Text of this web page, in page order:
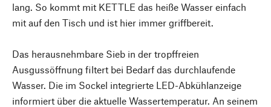
lang. So kommt mit KETTLE das heiße Wasser einfach
mit auf den Tisch und ist hier immer griffbereit.
Das herausnehmbare Sieb in der tropffreien
Ausgussöffnung filtert bei Bedarf das durchlaufende
Wasser. Die im Sockel integrierte LED-Abkühlanzeige
informiert über die aktuelle Wassertemperatur. An seinem